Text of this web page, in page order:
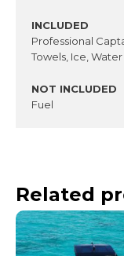
INCLUDED
Professional
Towels, Ice,
NOT INCLUDED
Fuel
Related